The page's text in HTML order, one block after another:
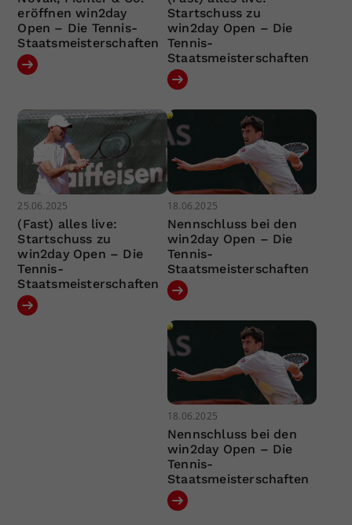
eröffnen win2day
Open – Die Tennis-
Staatsmeisterschaften
Startschuss zu
win2day Open – Die
Tennis-
Staatsmeisterschaften
25.06.2025
(Fast) alles live:
Startschuss zu
win2day Open – Die
Tennis-
Staatsmeisterschaften
18.06.2025
Nennschluss bei den
win2day Open – Die
Tennis-
Staatsmeisterschaften
18.06.2025
Nennschluss bei den
win2day Open – Die
Tennis-
Staatsmeisterschaften